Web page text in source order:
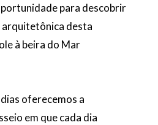
para descobrir
arquitetônica desta
à beira do Mar
oferecemos a
em que cada dia